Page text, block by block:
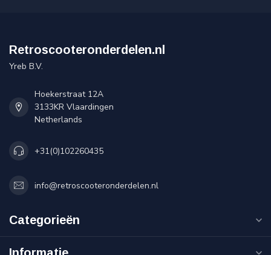
Retroscooteronderdelen.nl
Yreb B.V.
Hoekerstraat 12A
3133KR Vlaardingen
Netherlands
+31(0)102260435
info@retroscooteronderdelen.nl
Categorieën